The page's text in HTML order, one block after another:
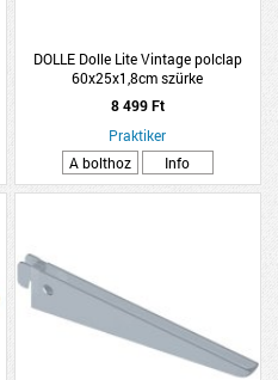
DOLLE Dolle Lite Vintage polclap
60x25x1,8cm szürke
8 499 Ft
Praktiker
A bolthoz
Info